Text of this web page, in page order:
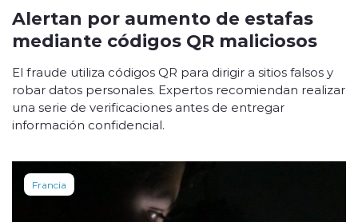
Alertan por aumento de estafas
mediante códigos QR maliciosos
El fraude utiliza códigos QR para dirigir a sitios falsos y
robar datos personales. Expertos recomiendan realizar
una serie de verificaciones antes de entregar
información confidencial.
Francia